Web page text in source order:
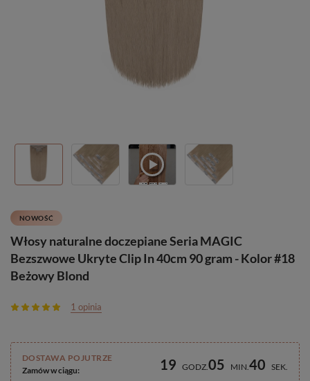
Włosy naturalne doczepiane Seria MAGIC
Bezszwowe Ukryte Clip In 40cm 90 gram - Kolor #18
Beżowy Blond
1 opinia
NOWOŚĆ
DOSTAWA POJUTRZE
Zamów w ciągu:
19 GODZ05 MIN39 SEK